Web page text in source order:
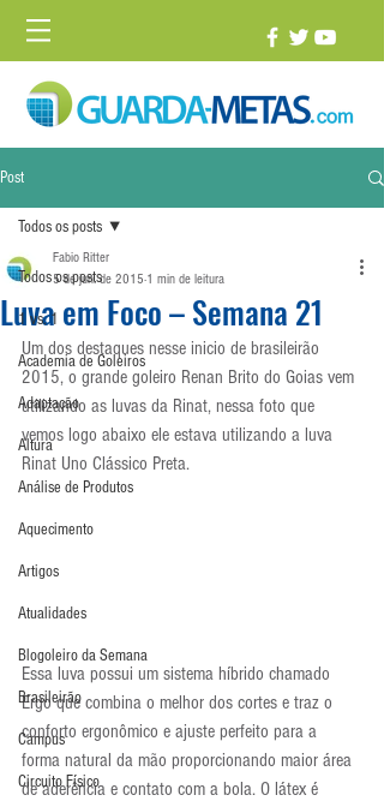
Post
Todos os posts
1 vs. 1
Academia de Goleiros
Adaptação
Altura
Análise de Produtos
Aquecimento
Artigos
Atualidades
Blogoleiro da Semana
Brasileirão
Campus
Circuito Físico
Todos os posts
Luva em Foco – Semana 21
Fabio Ritter
5 de jun. de 2015 1 min de leitura
Um dos destaques nesse inicio de brasileirão
2015, o grande goleiro Renan Brito do Goias vem
utilizando as luvas da Rinat, nessa foto que
vemos logo abaixo ele estava utilizando a luva
Rinat Uno Clássico Preta.
Essa luva possui um sistema híbrido chamado
Ergo que combina o melhor dos cortes e traz o
conforto ergonômico e ajuste perfeito para a
forma natural da mão proporcionando maior área
de aderência e contato com a bola. O látex é